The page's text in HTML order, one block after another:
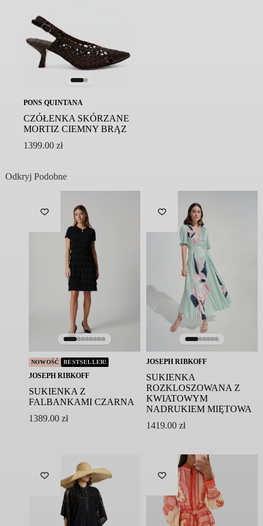
Symbol modelu: 2123103/CIEL CHAMPAGNE
PONS QUINTANA
CZÓŁENKA SKÓRZANE
MORTIZ CIEMNY BRĄZ
1399.00 zł
Odkryj Podobne
NOWOŚĆ BESTSELLER!
JOSEPH RIBKOFF
SUKIENKA Z
FALBANKAMI CZARNA
1389.00 zł
JOSEPH RIBKOFF
SUKIENKA
ROZKLOSZOWANA Z
KWIATOWYM
NADRUKIEM MIĘTOWA
1419.00 zł